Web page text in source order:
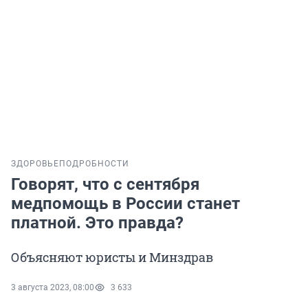
ЗДОРОВЬЕ ПОДРОБНОСТИ
Говорят, что с сентября
медпомощь в России станет
платной. Это правда?
Объясняют юристы и Минздрав
3 августа 2023, 08:00 3 633